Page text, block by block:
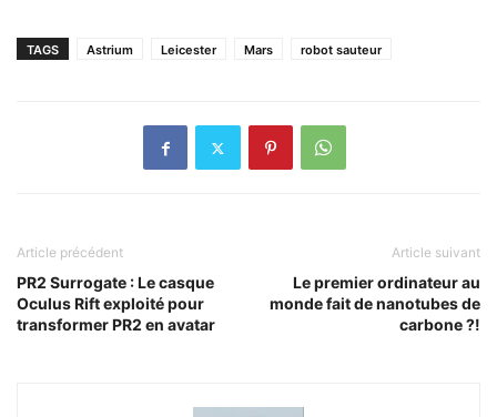
TAGS Astrium Leicester Mars robot sauteur
Article précédent
PR2 Surrogate : Le casque
Oculus Rift exploité pour
transformer PR2 en avatar
Article suivant
Le premier ordinateur au
monde fait de nanotubes de
carbone ?!